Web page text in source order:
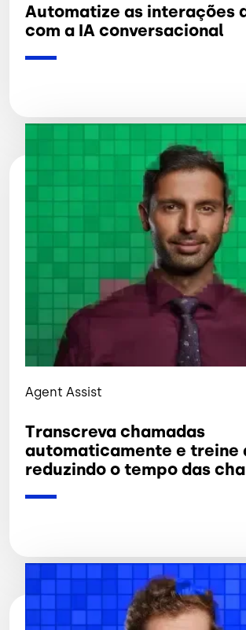
Automatize as interações
com a IA conversacional
Agent Assist
Transcreva chamadas
automaticamente e treine
reduzindo o tempo das